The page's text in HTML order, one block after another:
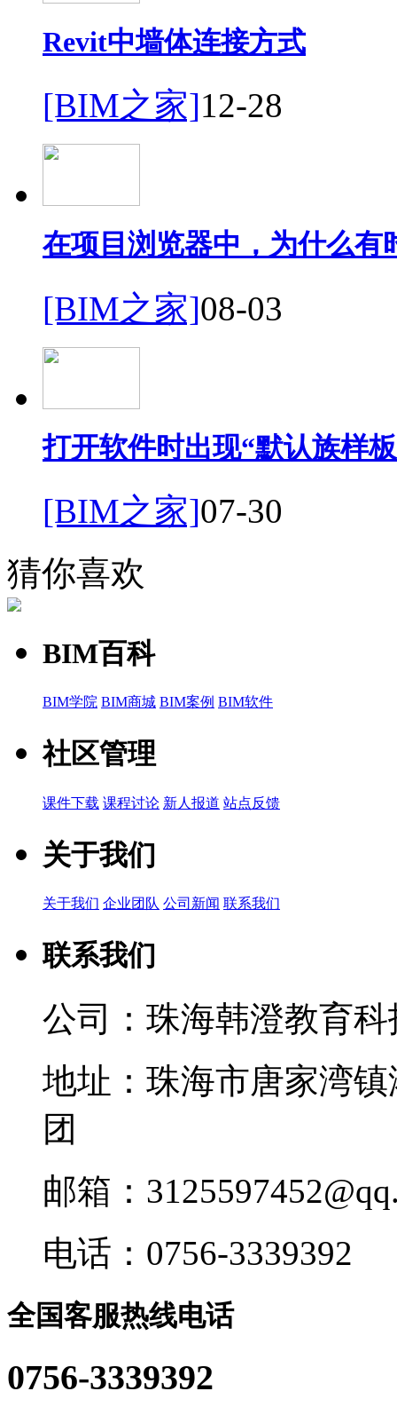
Revit中墙体连接方式
[BIM之家]12-28
在项目浏览器中，为什么有
[BIM之家]08-03
打开软件时出现“默认族样
[BIM之家]07-30
猜你喜欢
BIM百科
BIM学院 BIM商城 BIM案例 BIM软件
社区管理
课件下载 课程讨论 新人报道 站点反馈
关于我们
关于我们 企业团队 公司新闻 联系我们
联系我们
公司：珠海韩澄教育
地址：珠海市唐家湾
团
邮箱：
电话：0756-3339392
全国客服热线电话
0756-3339392